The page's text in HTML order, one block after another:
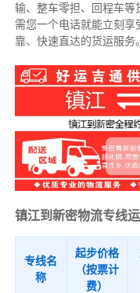
输、整车零担、回程车等
需您一个电话就能立刻
靠、快速直达的货运服务。
镇江到新密物流专线
专线名
称
起步价格
（按票计
费）